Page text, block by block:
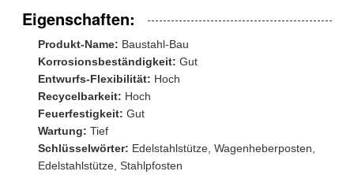
Eigenschaften:
Produkt-Name: Baustahl-Bau
Korrosionsbeständigkeit: Gut
Entwurfs-Flexibilität: Hoch
Recycelbarkeit: Hoch
Feuerfestigkeit: Gut
Wartung: Tief
Schlüsselwörter: Edelstahlstütze, Wagenheberposten,
Edelstahlstütze, Stahlpfosten